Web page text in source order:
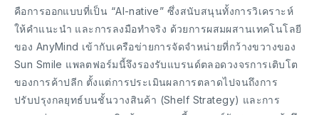
คือการออกแบบที่เป็น “AI-native” ซึ่งสนับสนุนทั้งการวิเคราะห์
ให้คำแนะนำ และการลงมือทำจริง ด้วยการผสมผสานเทคโนโลยี
ของ AnyMind เข้ากับเครือข่ายการจัดจำหน่ายที่กว้างขวางของ
Sun Smile แพลตฟอร์มนี้จึงรองรับแบรนด์ตลอดวงจรการเติบโต
ของการค้าปลีก ตั้งแต่การประเมินผลการตลาดไปจนถึงการ
ปรับปรุงกลยุทธ์บนชั้นวางสินค้า (Shelf Strategy) และการ